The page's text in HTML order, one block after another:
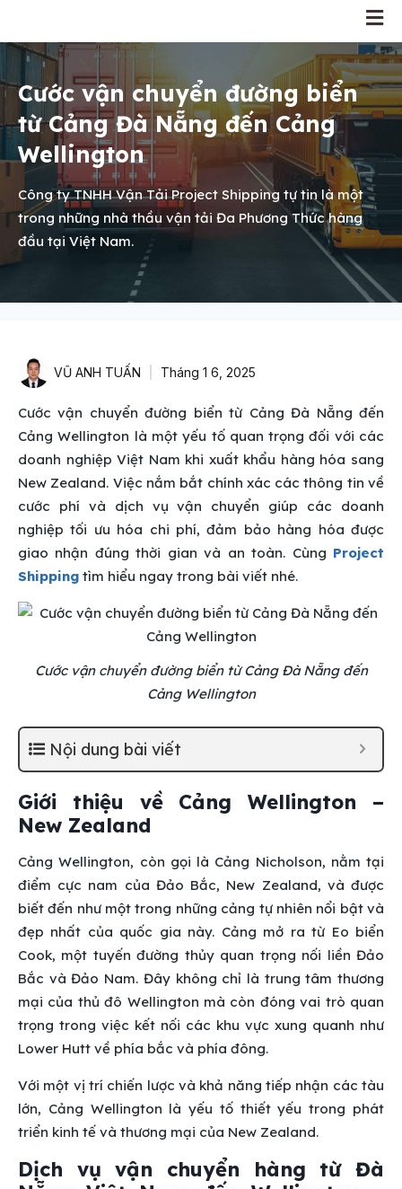
Cước vận chuyển đường biển
từ Cảng Đà Nẵng đến Cảng
Wellington
Công ty TNHH Vận Tải Project Shipping tự tin là một
trong những nhà thầu vận tải Đa Phương Thức hàng
đầu tại Việt Nam.
VŨ ANH TUẤN Tháng 1 6, 2025
Cước vận chuyển đường biển từ Cảng Đà Nẵng đến
Cảng Wellington là một yếu tố quan trọng đối với các
doanh nghiệp Việt Nam khi xuất khẩu hàng hóa sang
New Zealand. Việc nắm bắt chính xác các thông tin về
cước phí và dịch vụ vận chuyển giúp các doanh
nghiệp tối ưu hóa chi phí, đảm bảo hàng hóa được
giao nhận đúng thời gian và an toàn. Cùng Project
Shipping tìm hiểu ngay trong bài viết nhé.
Cước vận chuyển đường biển từ Cảng Đà Nẵng đến
Cảng Wellington
Nội dung bài viết
Giới thiệu về Cảng Wellington –
New Zealand
Cảng Wellington, còn gọi là Cảng Nicholson, nằm tại
điểm cực nam của Đảo Bắc, New Zealand, và được
biết đến như một trong những cảng tự nhiên nổi bật và
đẹp nhất của quốc gia này. Cảng mở ra từ Eo biển
Cook, một tuyến đường thủy quan trọng nối liền Đảo
Bắc và Đảo Nam. Đây không chỉ là trung tâm thương
mại của thủ đô Wellington mà còn đóng vai trò quan
trọng trong việc kết nối các khu vực xung quanh như
Lower Hutt về phía bắc và phía đông.
Với một vị trí chiến lược và khả năng tiếp nhận các tàu
lớn, Cảng Wellington là yếu tố thiết yếu trong phát
triển kinh tế và thương mại của New Zealand.
Dịch vụ vận chuyển hàng từ Đà